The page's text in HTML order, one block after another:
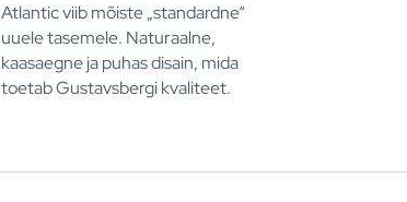
Atlantic viib mõiste „standardne“
uuele tasemele. Naturaalne,
kaasaegne ja puhas disain, mida
toetab Gustavsbergi kvaliteet.